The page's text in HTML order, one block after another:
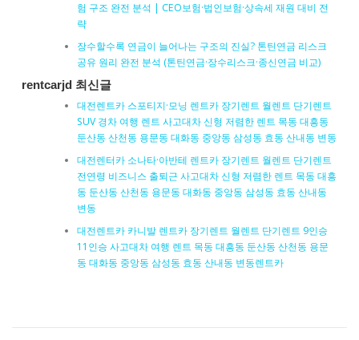
험 구조 완전 분석 | CEO보험·법인보험·상속세 재원 대비 전
략
장수할수록 연금이 늘어나는 구조의 진실? 톤틴연금 리스크
공유 원리 완전 분석 (톤틴연금·장수리스크·종신연금 비교)
rentcarjd 최신글
대전렌트카 스포티지·모닝 렌트카 장기렌트 월렌트 단기렌트
SUV 경차 여행 렌트 사고대차 신형 저렴한 렌트 목동 대흥동
둔산동 산천동 용문동 대화동 중앙동 삼성동 효동 산내동 변동
대전렌터카 소나타·아반테 렌트카 장기렌트 월렌트 단기렌트
전연령 비즈니스 출퇴근 사고대차 신형 저렴한 렌트 목동 대흥
동 둔산동 산천동 용문동 대화동 중앙동 삼성동 효동 산내동
변동
대전렌트카 카니발 렌트카 장기렌트 월렌트 단기렌트 9인승
11인승 사고대차 여행 렌트 목동 대흥동 둔산동 산천동 용문
동 대화동 중앙동 삼성동 효동 산내동 변동렌트카